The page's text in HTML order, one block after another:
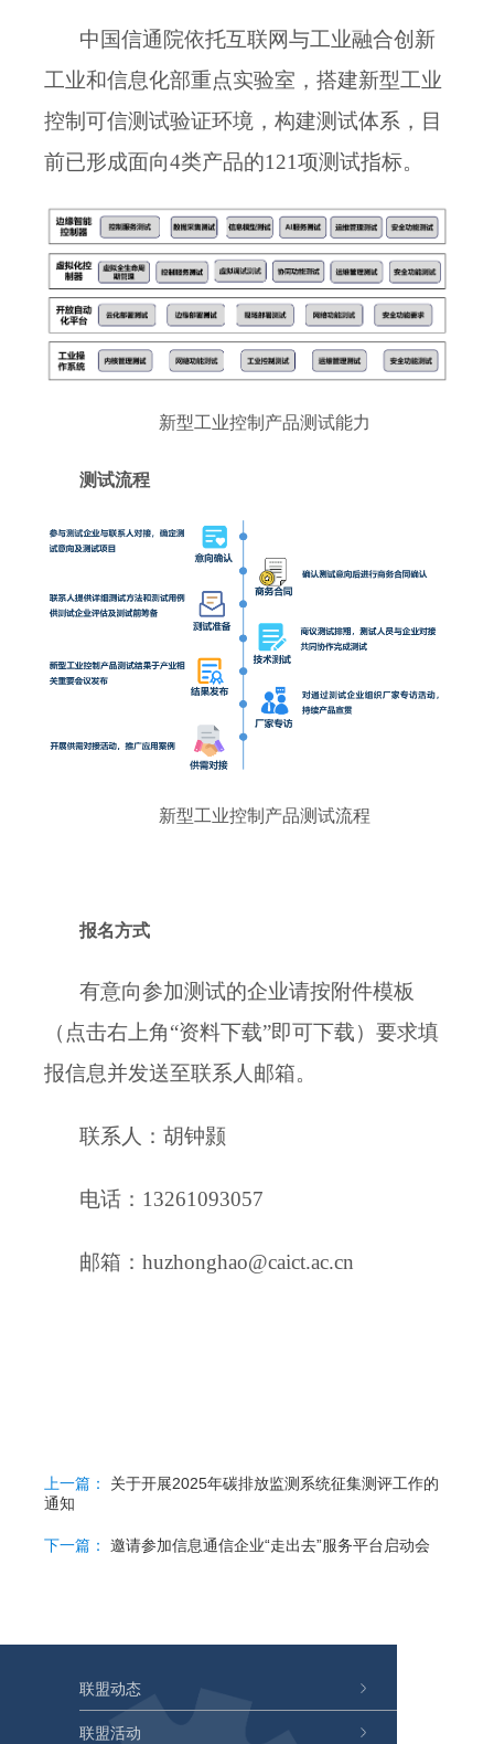
中国信通院依托互联网与工业融合创新
工业和信息化部重点实验室，搭建新型工业
控制可信测试验证环境，构建测试体系，目
前已形成面向4类产品的1 21项测试指标。
新型工业控制产品测试能力
测试流程
新型工业控制 产品测试流程
报名方式
有意向参加测试的企业请按附件模板
（点击右上角“资料下载”即可下载）要求填
报信息并发送至联系人邮箱。
联系人：胡钟颢
电话：13261093057
邮箱：huzhonghao@caict.ac.cn
上一篇：
关于开展2025年碳排放监测系统征集测评工作的
通知
下一篇： 邀请参加信息通信企业“走出去”服务平台启动会
联盟动态
联盟活动